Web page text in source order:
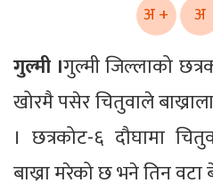
अ + अ
गुल्मी ।गुल्मी जिल्लाको
खोरमै पसेर चितुवाले
। छत्रकोट-६ दौघामा
बाख्रा मरेको छ भने तिन वटा